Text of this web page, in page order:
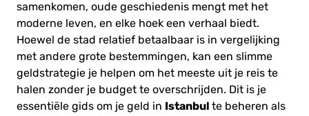
samenkomen, oude geschiedenis mengt met het
moderne leven, en elke hoek een verhaal biedt.
Hoewel de stad relatief betaalbaar is in vergelijking
met andere grote bestemmingen, kan een slimme
geldstrategie je helpen om het meeste uit je reis te
halen zonder je budget te overschrijden. Dit is je
essentiële gids om je geld in Istanbul te beheren als